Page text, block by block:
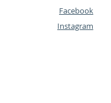
Facebook
Instagram